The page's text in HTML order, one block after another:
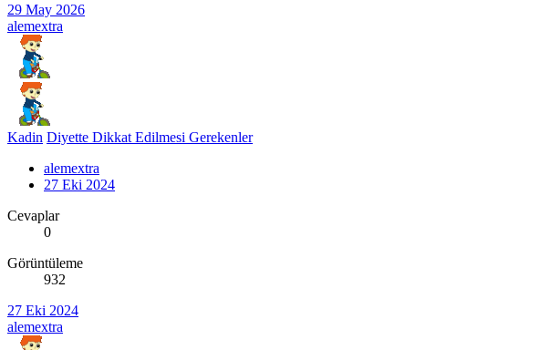
29 May 2026
alemextra
Kadin Diyette Dikkat Edilmesi Gerekenler
alemextra
27 Eki 2024
Cevaplar
0
Görüntüleme
932
27 Eki 2024
alemextra